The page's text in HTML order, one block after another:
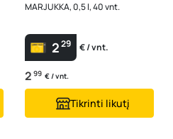
MARJUKKA, 0,5 l, 40 vnt.
229 € / vnt.
2 99 € / vnt.
Tikrinti likutį